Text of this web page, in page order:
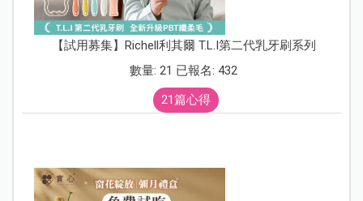
【試用募集】Richell利其爾 T.L.I第二代乳牙刷系列
數量: 21 已報名: 432
21篇心得